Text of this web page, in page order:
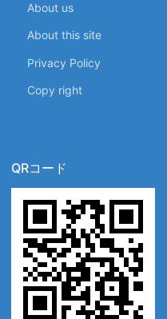
About us
About this site
Privacy Policy
Copy right
QRコード